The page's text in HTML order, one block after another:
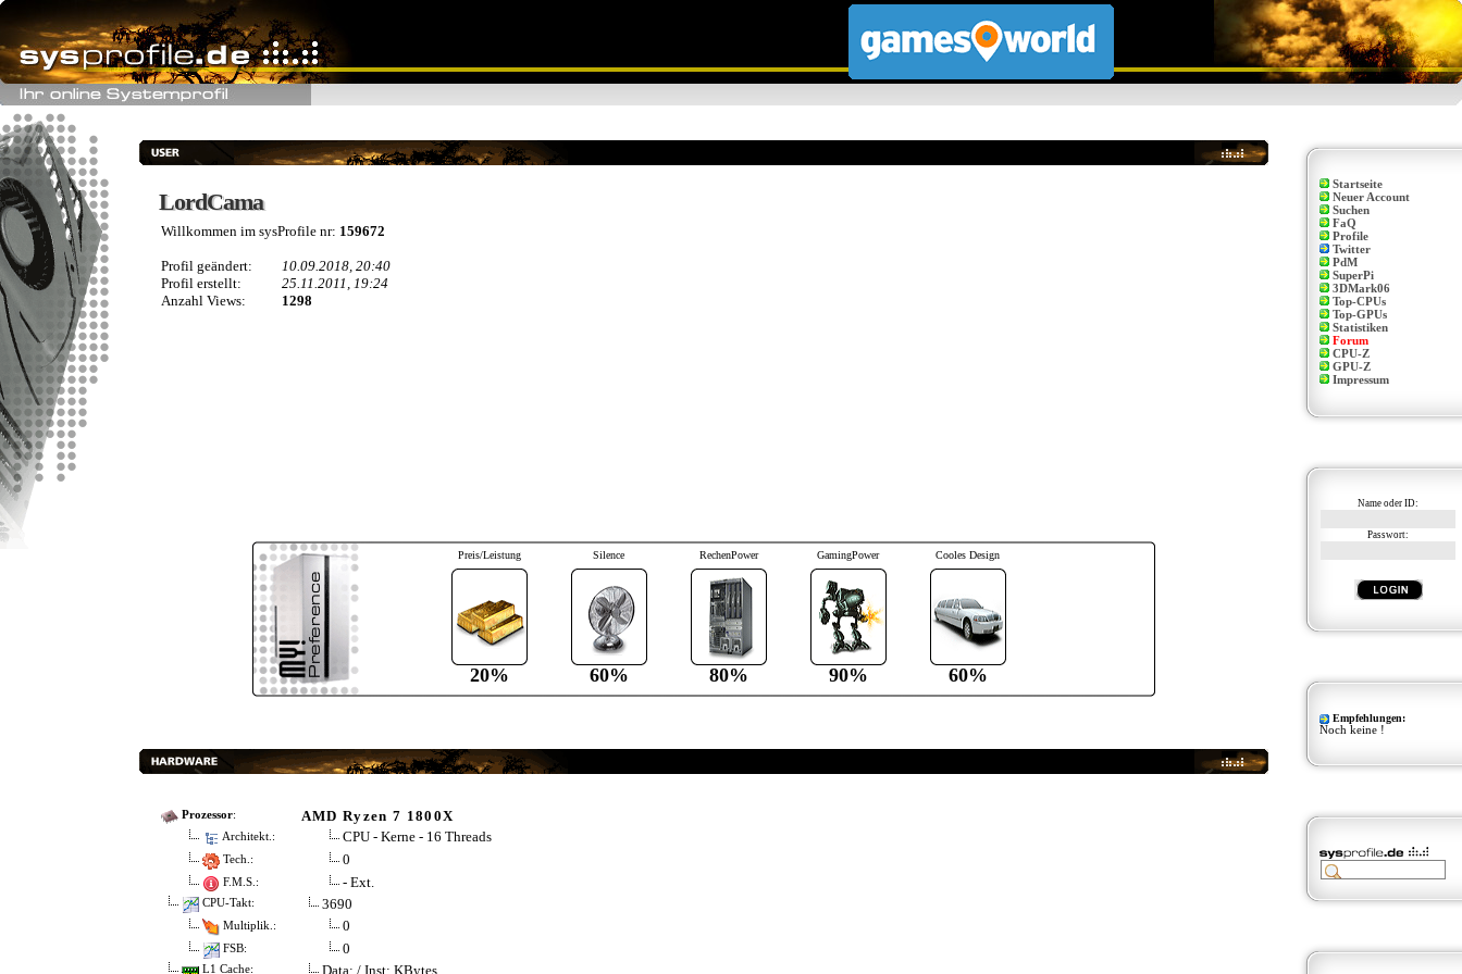
LordCama
LordCama
Willkommen im sysProfile nr: 159672
Profil geändert:
10.09.2018, 20:40
Profil erstellt:
25.11.2011, 19:24
Anzahl Views:
1298
Preis/Leistung
20%
Silence
60%
RechenPower
80%
GamingPower
90%
Cooles Design
60%
Prozessor: AMD Ryzen 7 1800X
Architekt.: CPU - Kerne - 16 Threads
Tech.: 0
F.M.S.: - Ext.
CPU-Takt: 3690
Multiplik.: 0
FSB: 0
L1 Cache: Data: / Inst: KBytes
Startseite
Neuer Account
Suchen
FaQ
Profile
Twitter
PdM
SuperPi
3DMark06
Top-CPUs
Top-GPUs
Statistiken
Forum
CPU-Z
GPU-Z
Impressum
Name oder ID:
Passwort:
Empfehlungen:
Noch keine !